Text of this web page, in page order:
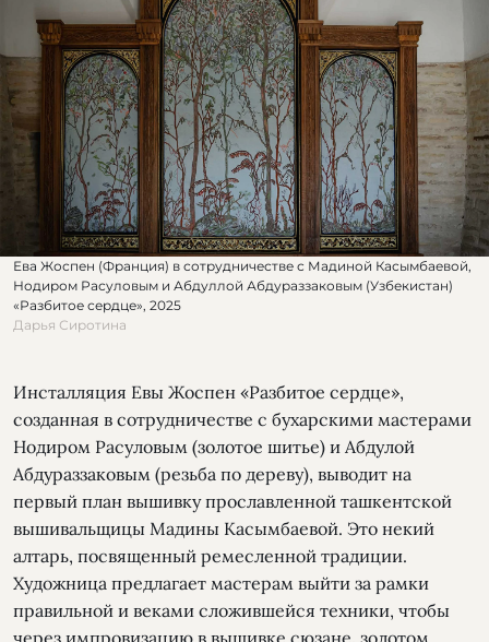
Ева Жоспен (Франция) в сотрудничестве с Мадиной Касымбаевой,
Нодиром Расуловым и Абдуллой Абдураззаковым (Узбекистан)
«Разбитое сердце», 2025
Дарья Сиротина
Инсталляция Евы Жоспен «Разбитое сердце»,
созданная в сотрудничестве с бухарскими мастерами
Нодиром Расуловым (золотое шитье) и Абдулой
Абдураззаковым (резьба по дереву), выводит на
первый план вышивку прославленной ташкентской
вышивальщицы Мадины Касымбаевой. Это некий
алтарь, посвященный ремесленной традиции.
Художница предлагает мастерам выйти за рамки
правильной и веками сложившейся техники, чтобы
через импровизацию в вышивке сюзане, золотом